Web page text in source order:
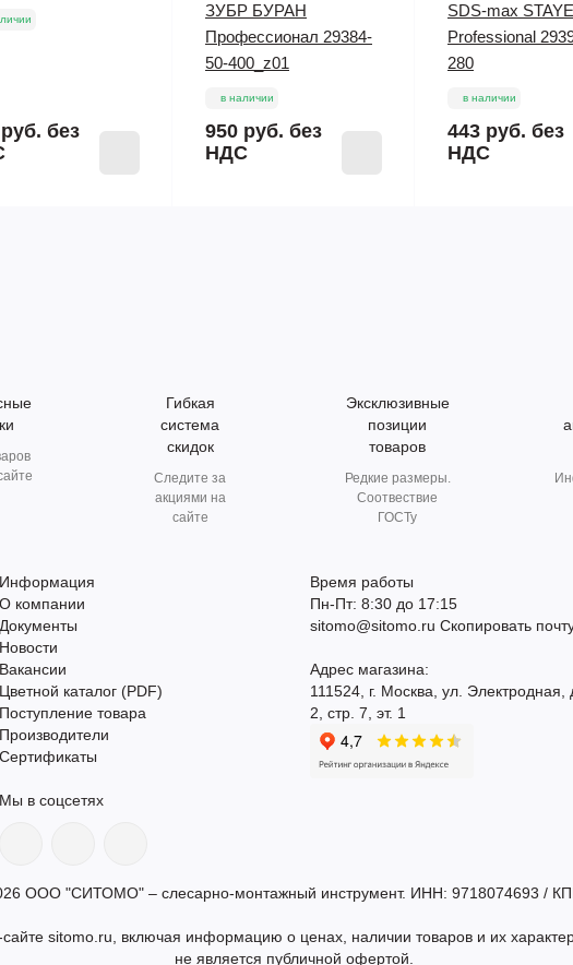
без
ЗУБР БУРАН
Профессионал 29384-
50-400_z01
в наличии
950 руб. без
НДС
SDS-max
Professional
280
в наличии
443 руб. без
НДС
Гибкая
система
скидок
Следите за
акциями на
сайте
Эксклюзивные
позиции
товаров
Редкие размеры.
Соотвествие
ГОСТу
Информация
О компании
Документы
Новости
Вакансии
Цветной каталог (PDF)
Поступление товара
Производители
Сертификаты
Мы в соцсетях
Время работы
Пн-Пт: 8:30 до 17:15
sitomo@sitomo.ru Скопировать
Адрес магазина:
111524, г. Москва, ул. Электродная,
2, стр. 7, эт. 1
ООО "СИТОМО" – слесарно-монтажный инструмент. ИНН: 9718074693 /
sitomo.ru, включая информацию о ценах, наличии товаров и их
не является публичной офертой.